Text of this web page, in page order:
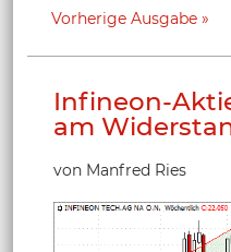
Vorherige Ausgabe
Infineon-
am
von Manfred Ries